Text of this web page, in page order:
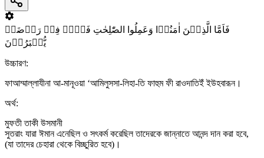
فَاَمَّا الَّذِیۡنَ اٰمَنُوۡا وَعَمِلُوا الصّٰلِحٰتِ فَہُمۡ فِیۡ رَوۡضَۃٍ
یُّحۡبَرُوۡنَ
উচ্চারণ:
ফাআম্মাল্লাযীনা আ-মানূওয়া ‘আমিলুসসা-লিহা-তি ফাহুম ফী রাওদাতিইঁ ইউহবারূন।
অর্থ:
মুফতী তাকী উসমানী
সুতরাং যারা ঈমান এনেছিল ও সৎকর্ম করেছিল তাদেরকে জান্নাতে আনন্দ দান করা হবে,
(যা তাদের চেহারা থেকে বিচ্ছুরিত হবে)।